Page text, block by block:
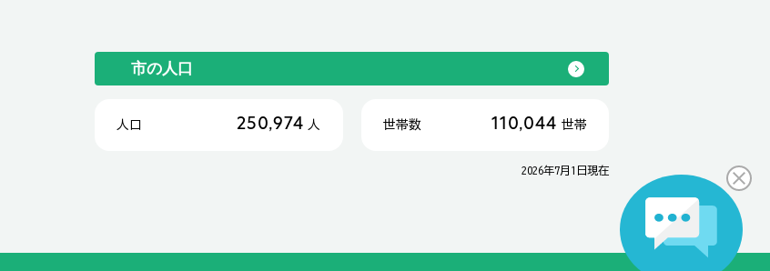
市の人口
人口 250,974 人 世帯数 110,044 世帯
2026年7月1日現在